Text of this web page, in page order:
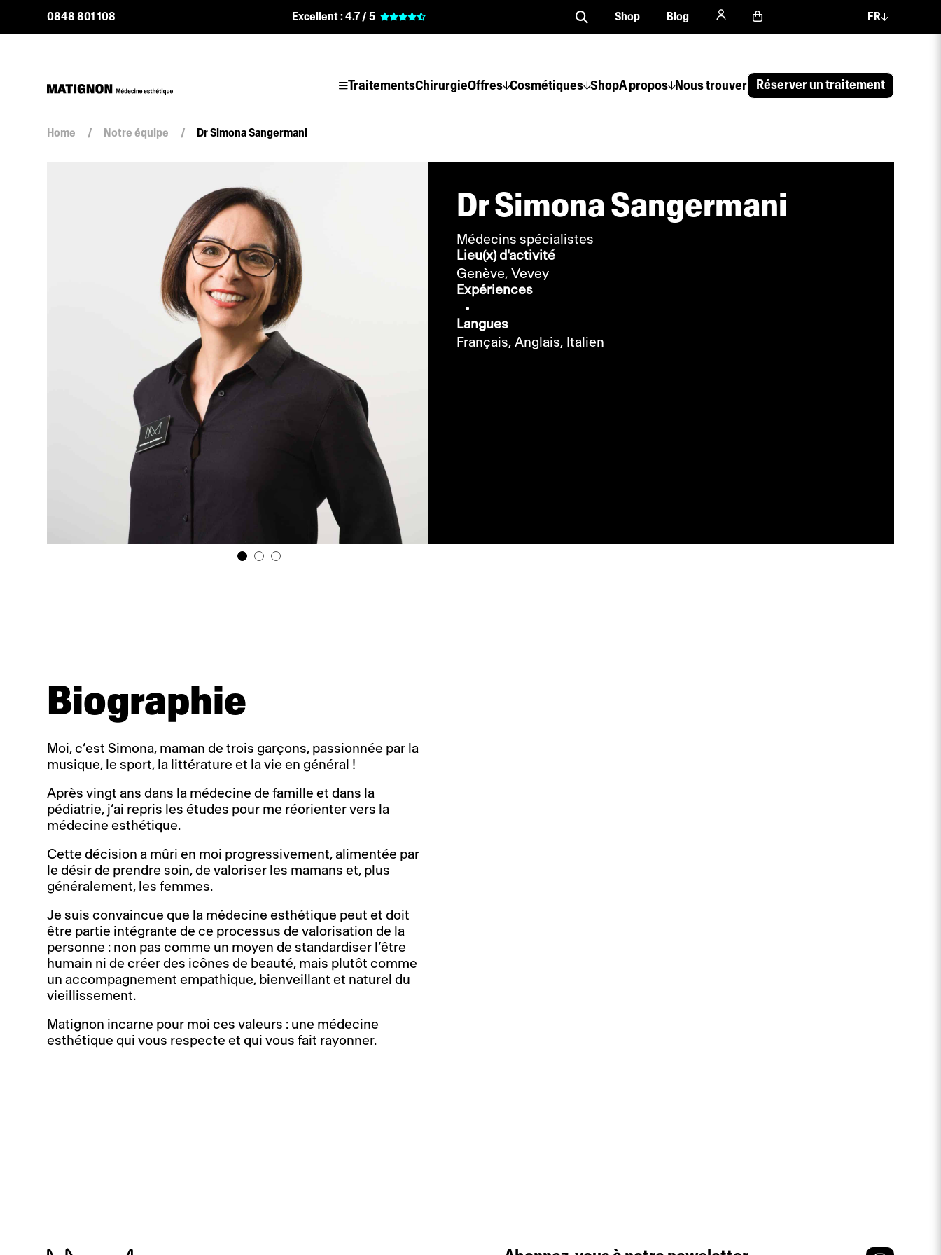
TraitementsChirurgieOffres Cosmétiques ShopA propos Nous trouver Réserver un traitement
0848 801 108 Excellent :4.7 / 5 Shop Blog FR
Home / Notre équipe / Dr Simona Sangermani
Dr Simona Sangermani
Médecins spécialistes
Lieu(x) d'activité
Genève,Vevey
Expériences
Langues
Français,Anglais, Italien
Biographie
Moi, c’est Simona, maman de trois garçons, passionnée par la
musique, le sport, la littérature et la vie en général !
Après vingt ans dans la médecine de famille et dans la
pédiatrie, j’ai repris les études pour me réorienter vers la
médecine esthétique.
Cette décision a mûri en moi progressivement, alimentée par
le désir de prendre soin, de valoriser les mamans et, plus
généralement, les femmes.
Je suis convaincue que la médecine esthétique peut et doit
être partie intégrante de ce processus de valorisation de la
personne : non pas comme un moyen de standardiser l’être
humain ni de créer des icônes de beauté, mais plutôt comme
un accompagnement empathique, bienveillant et naturel du
vieillissement.
Matignon incarne pour moi ces valeurs : une médecine
esthétique qui vous respecte et qui vous fait rayonner.